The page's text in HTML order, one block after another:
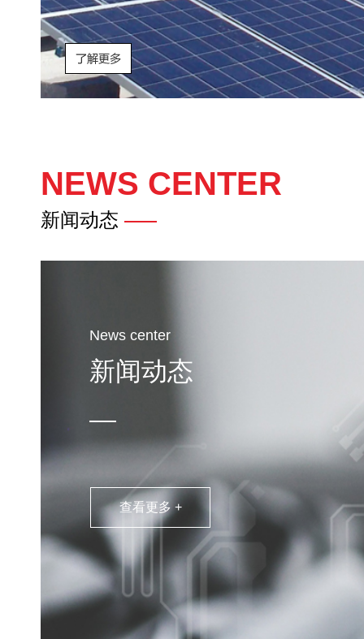
NEWS CENTER
新闻动态
News center
新闻动态
查看更多 +